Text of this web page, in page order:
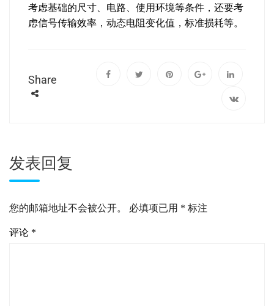
考虑基础的尺寸、电路、使用环境等条件，还要考
虑信号传输效率，动态电阻变化值，标准损耗等。
Share
发表回复
您的邮箱地址不会被公开。 必填项已用 * 标注
评论 *